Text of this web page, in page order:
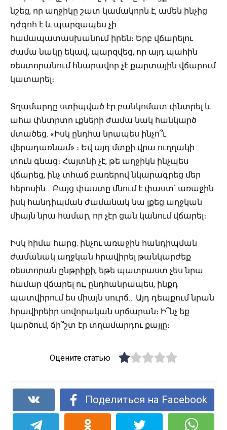
նշեց, որ աղջիկը շատ կամակորն է, ամեն ինչից
դժգոհ է և պարզապես չի
համապատասխանում իրեն։ Երբ վճարելու
ժամա նակը եկավ, պարզվեց, որ այդ պահին
ռեստորանում հնարավոր չէ քարտային վճարում
կատարել։
Տղամարդը ստիպված էր բանկոմատ փնտրել և
ահա փնտրտո ւքների ժամա նակ հանկարծ
մտածեց. «Իսկ ընդհա նրապես ինչո՞ւ
վերադառնամ» ։ Եվ այդ մտքի վրա ուղղակի
տուն գնաց։ Հայտնի չէ, թե աղջիկն ինչպես
վճարեց, ինչ տհաճ բառերով նկարագրեց մեր
հերոսին… Բայց փաստը մնում է փաստ՝ առաջին
իսկ հանդիպման ժամանակ նա լքեց աղջկան
միայն նրա համար, որ չէր ցան կանում վճարել։
Իսկ հիմա հարց. ինչու առաջին հանդիպման
ժամանակ աղջկան հրավիրել թանկարժեք
ռեստորան ընթրիքի, եթե պատրաստ չես նրա
համար վճարել ու, ընդհանրապես, ինքդ
պատվիրում ես միայն սուրճ… Այդ դեպքում նրան
հրավիրեիր սովորական սրճարան։ Ի՞նչ եք
կարծում, ճի՞շտ էր տղամարդու քայլը։
Оцените статью
Поделиться на Facebook